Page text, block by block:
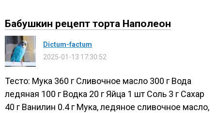
Бабушкин рецепт торта Наполеон
Dictum-factum
2025-01-13 17:30:52
Тесто: Мука 360 г Сливочное масло 300 г Вода
ледяная 100 г Водка 20 г Яйца 1 шт Соль 3 г Сахар
40 г Ванилин 0.4 г Мука, ледяное сливочное масло,